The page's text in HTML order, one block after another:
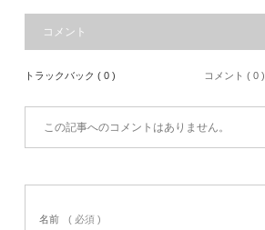
コメント
トラックバック ( 0 ) コメント ( 0 )
この記事へのコメントはありません。
名前 ( 必須 )